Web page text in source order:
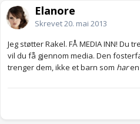
Elanore
Skrevet20. mai 2013
Jeg støtter Rakel. FÅ MEDIA INN! Du
vil du få gjennom media. Den
trenger dem, ikke et barn som haren